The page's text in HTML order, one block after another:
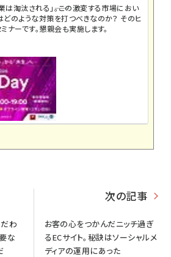
淘汰される」――。この激変する市場におい
どのような対策を打つべきなのか？ そのヒ
ナーです。懇親会も実施します。
わ
な
次の記事
お客の心をつかんだニッチ過ぎ
るECサイト。秘訣はソーシャルメ
ディアの運用にあった